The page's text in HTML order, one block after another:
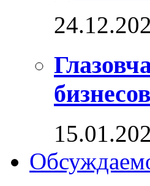
бизнесов